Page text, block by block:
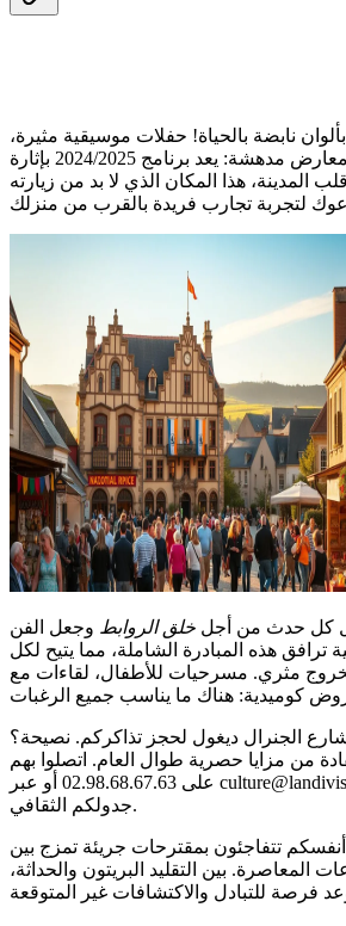
نابضة بالحياة! حفلات موسيقية مثيرة،
مسرحيات جذابة ومعارض مدهشة: يعد برنامج 2024/2025 بإثارة
المدينة، هذا المكان الذي لا بد من زيارته
كل حدث من أجل خلق الروابط وجعل الفن
ترافق هذه المبادرة الشاملة، مما يتيح لكل
مثري. مسرحيات للأطفال، لقاءات مع
في 16 شارع الجنرال ديغول لحجز تذاكركم. نصيحة؟
من مزايا حصرية طوال العام. اتصلوا بهم
على 02.98.68.67.63 أو عبر culture@landivisiau.fr لتخصيص
جدولكم الثقافي.
أنفسكم تتفاجئون بمقترحات جريئة تمزج بين
المعاصرة. بين التقليد البريتون والحداثة،